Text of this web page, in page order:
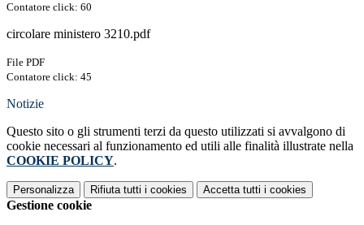
Contatore click: 60
circolare ministero 3210.pdf
File PDF
Contatore click: 45
Notizie
Questo sito o gli strumenti terzi da questo utilizzati si avvalgono di
cookie necessari al funzionamento ed utili alle finalità illustrate nella
COOKIE POLICY.
Personalizza Rifiuta tutti i cookies Accetta tutti i cookies
Gestione cookie